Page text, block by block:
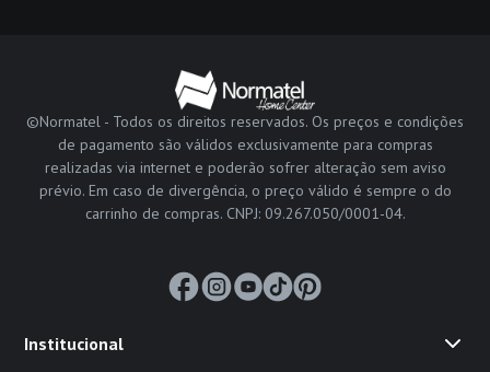
©Normatel - Todos os direitos reservados. Os preços e condições
de pagamento são válidos exclusivamente para compras
realizadas via internet e poderão sofrer alteração sem aviso
prévio. Em caso de divergência, o preço válido é sempre o do
carrinho de compras. CNPJ: 09.267.050/0001-04.
Institucional